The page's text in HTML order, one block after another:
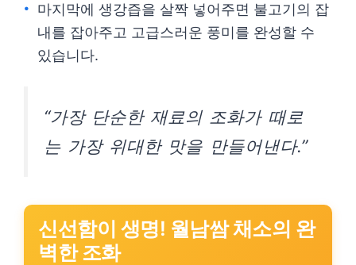
마지막에 생강즙을 살짝 넣어주면 불고기의 잡
내를 잡아주고 고급스러운 풍미를 완성할 수
있습니다.
“가장 단순한 재료의 조화가 때로
는 가장 위대한 맛을 만들어낸다.”
신선함이 생명! 월남쌈 채소의 완
벽한 조화